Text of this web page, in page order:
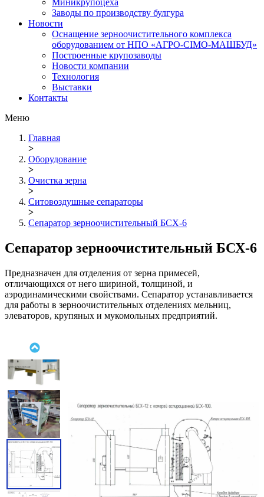
Заводы по производству булгура
Новости
Оснащение зерноочистительного комплекса
оборудованием от НПО «АГРО-СІМО-МАШБУД»
Построенные крупозаводы
Новости компании
Технология
Выставки
Контакты
Меню
Главная
>
Оборудование
>
Очистка зерна
>
Ситовоздушные сепараторы
>
Сепаратор зерноочистительный БСХ-6
Сепаратор зерноочистительный БСХ-6
Предназначен для отделения от зерна примесей,
отличающихся от него шириной, толщиной, и
аэродинамическими свойствами. Сепаратор устанавливается
для работы в зерноочистительных отделениях мельниц,
элеваторов, крупяных и мукомольных предприятий.